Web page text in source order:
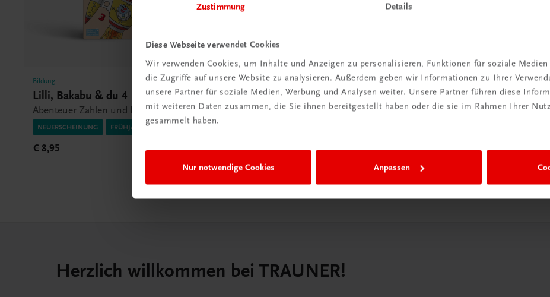
Zustimmung Details
Diese Webseite verwendet Cookies
Wir verwenden Cookies, um Inhalte und Anzeigen zu personalisieren, Funktionen für soziale
die Zugriffe auf unsere Website zu analysieren. Außerdem geben wir Informationen zu Ihrer
unsere Partner für soziale Medien, Werbung und Analysen weiter. Unsere Partner führen diese
mit weiteren Daten zusammen, die Sie ihnen bereitgestellt haben oder die sie im Rahmen Ihrer
gesammelt haben.
Nur notwendige Cookies Anpassen
Bildung
Lilli, Bakabu & du 4
Abenteuer Zahlen und Rechnen
NEUERSCHEINUNG FRÜHJAHR 2026
€ 8,95
Bildung
Lilli, Bakabu & du 4
Abenteuer Sachaufgaben und Größen
€ 7,30
Bildung
Lilli, Bakabu &
Abenteuer
€ 6,00
Herzlich willkommen bei TRAUNER!